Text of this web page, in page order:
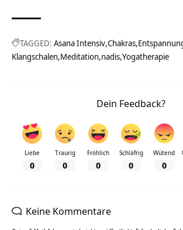
TAGGED: Asana Intensiv Chakras
Klangschalen Meditation nadis Yogatherapie
Dein Feedback?
Liebe
0
Traurig
0
Fröhlich
0
Schläfrig
0
Wütend
0
Keine Kommentare